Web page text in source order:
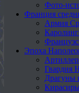
Фото-
Франция
Армия
Эпоха
Гвардия
Драгуны